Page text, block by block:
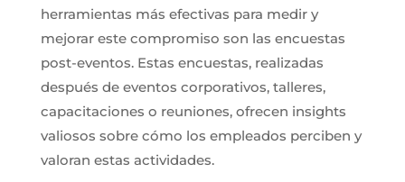
herramientas más efectivas para medir y
mejorar este compromiso son las encuestas
post-eventos. Estas encuestas, realizadas
después de eventos corporativos, talleres,
capacitaciones o reuniones, ofrecen insights
valiosos sobre cómo los empleados perciben y
valoran estas actividades.